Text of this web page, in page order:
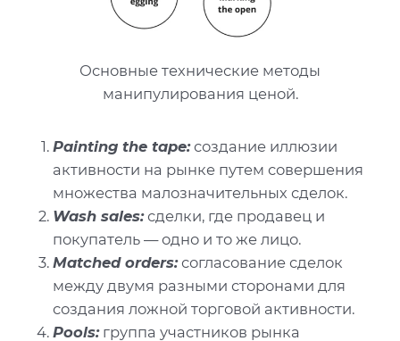
Основные технические методы
манипулирования ценой.
Painting the tape:создание иллюзии
активности на рынке путем совершения
множества малозначительных сделок.
Wash sales:сделки, где продавец и
покупатель — одно и то же лицо.
Matched orders:согласование сделок
между двумя разными сторонами для
создания ложной торговой активности.
Pools:группа участников рынка